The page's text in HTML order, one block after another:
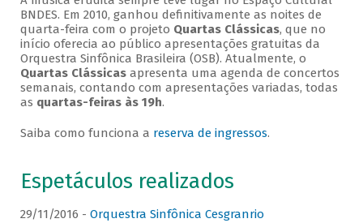
BNDES. Em 2010, ganhou definitivamente as noites de
quarta-feira com o projeto Quartas Clássicas, que no
início oferecia ao público apresentações gratuitas da
Orquestra Sinfônica Brasileira (OSB). Atualmente, o
Quartas Clássicasapresenta uma agenda de concertos
semanais, contando com apresentações variadas, todas
as quartas-feiras às 19h.
Saiba como funciona a reserva de ingressos.
Espetáculos realizados
29/11/2016 - Orquestra Sinfônica Cesgranrio